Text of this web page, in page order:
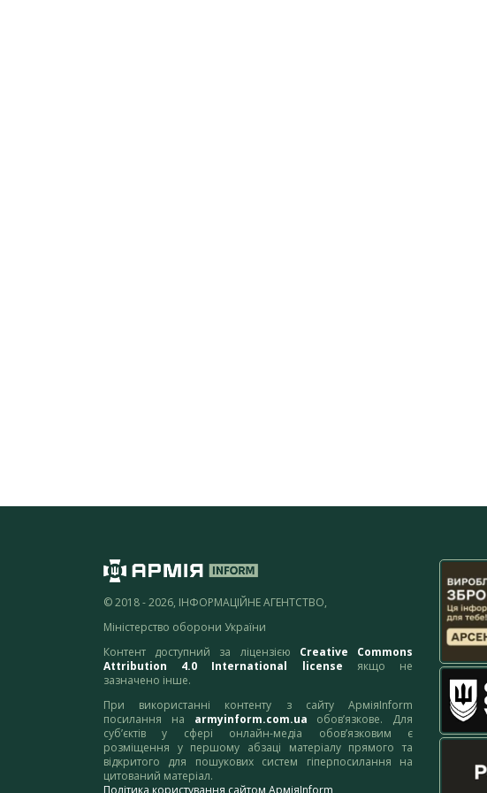
© 2018 - 2026, ІНФОРМАЦІЙНЕ АГЕНТСТВО,
Міністерство оборони України
Контент доступний за ліцензією Creative Commons
Attribution 4.0 International license якщо не
зазначено інше.
При використанні контенту з сайту АрміяInform
посилання на armyinform.com.ua обов’язкове. Для
суб’єктів у сфері онлайн-медіа обов’язковим є
розміщення у першому абзаці матеріалу прямого та
відкритого для пошукових систем гіперпосилання на
цитований матеріал.